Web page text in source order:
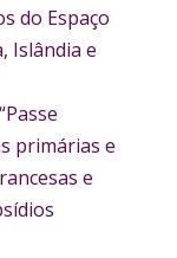
do Espaço
Islândia e
primárias e
e